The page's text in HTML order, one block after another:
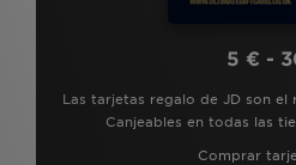
5 € -
Las tarjetas regalo de JD son el
Canjeables en todas las
Comprar